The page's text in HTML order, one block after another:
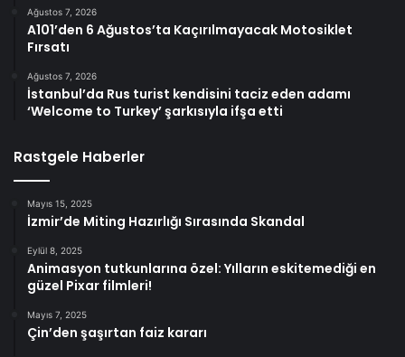
Ağustos 7, 2026
A101’den 6 Ağustos’ta Kaçırılmayacak Motosiklet
Fırsatı
Ağustos 7, 2026
İstanbul’da Rus turist kendisini taciz eden adamı
‘Welcome to Turkey’ şarkısıyla ifşa etti
Rastgele Haberler
Mayıs 15, 2025
İzmir’de Miting Hazırlığı Sırasında Skandal
Eylül 8, 2025
Animasyon tutkunlarına özel: Yılların eskitemediği en
güzel Pixar filmleri!
Mayıs 7, 2025
Çin’den şaşırtan faiz kararı